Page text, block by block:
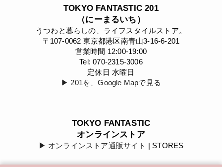
TOKYO FANTASTIC 201
（にーまるいち）
うつわと暮らしの、ライフスタイルストア。
〒107-0062 東京都港区南青山3-16-6-201
営業時間 12:00-19:00
Tel: 070-2315-3006
定休日 水曜日
▶︎ 201を、Google Mapで見る
TOKYO FANTASTIC
オンラインストア
▶︎ オンラインストア通販サイト | STORES